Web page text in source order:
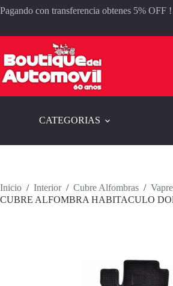
al
Pagando con transferencia obtenes 5% OFF !
CATEGORIAS
Inicio / Interior / Cubre Alfombras /
CUBRE ALFOMBRA HABITACULO